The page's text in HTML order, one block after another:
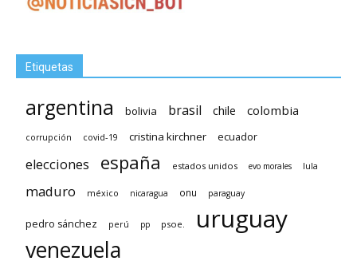
Etiquetas
argentina bolivia brasil chile colombia
corrupción covid-19 cristina kirchner ecuador
elecciones españa estados unidos evo morales lula
maduro méxico nicaragua onu paraguay
pedro sánchez perú pp psoe. uruguay
venezuela